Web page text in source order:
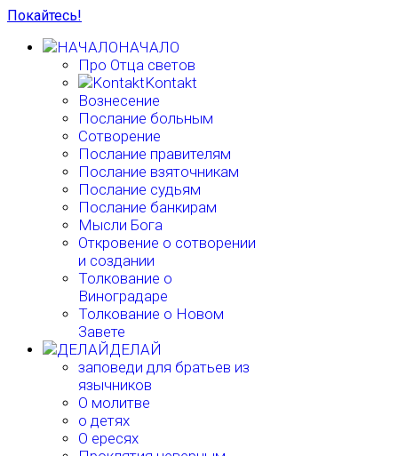
Покайтесь!
НАЧАЛО
Про Отца светов
Kontakt
Вознесение
Послание больным
Сотворение
Послание правителям
Послание взяточникам
Послание судьям
Послание банкирам
Мысли Бога
Откровение о сотворении
и создании
Толкование о
Виноградаре
Толкование о Новом
Завете
ДЕЛАЙ
заповеди для братьев из
язычников
О молитве
о детях
О ересях